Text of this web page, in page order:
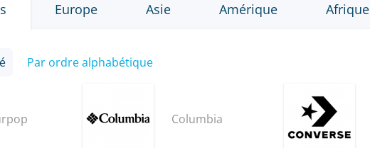
Europe Asie Amérique Afrique
Par ordre alphabétique
Columbia